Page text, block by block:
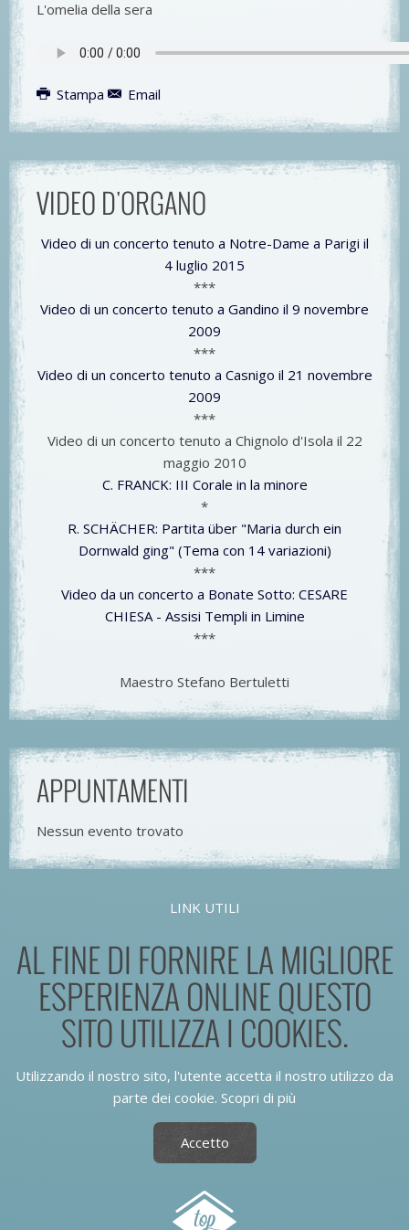
L'omelia della sera
Stampa Email
VIDEO D'ORGANO
Video di un concerto tenuto a Notre-Dame a Parigi il
4 luglio 2015
***
Video di un concerto tenuto a Gandino il 9 novembre
2009
***
Video di un concerto tenuto a Casnigo il 21 novembre
2009
***
Video di un concerto tenuto a Chignolo d'Isola il 22
maggio 2010
C. FRANCK: III Corale in la minore
*
R. SCHÄCHER: Partita über "Maria durch ein
Dornwald ging" (Tema con 14 variazioni)
***
Video da un concerto a Bonate Sotto: CESARE
CHIESA - Assisi Templi in Limine
***
Maestro Stefano Bertuletti
APPUNTAMENTI
Nessun evento trovato
LINK UTILI
AL FINE DI FORNIRE LA MIGLIORE
ESPERIENZA ONLINE QUESTO
SITO UTILIZZA I COOKIES.
Utilizzando il nostro sito, l'utente accetta il nostro utilizzo da
parte dei cookie. Scopri di più
Accetto